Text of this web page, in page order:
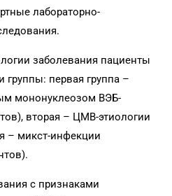
лабораторно-
заболевания пациенты
первая группа –
мононуклеозом ВЭБ-
вторая – ЦМВ-этиологии
– микст-инфекции
с признаками